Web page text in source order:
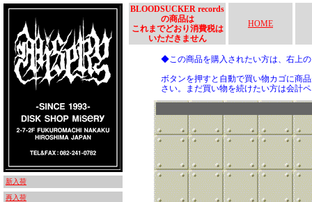
新入荷
再入荷
BLOODSUCKER records
の商品は
これまでどおり消費税は
いただきません
HOME
◆この商品を購入されたい方は、右上
ボタンを押すと自動で買い物カゴに商
さい。まだ買い物を続けたい方は会計